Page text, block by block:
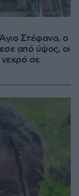
Στέφανο, ο
από ύψος, οι
σε